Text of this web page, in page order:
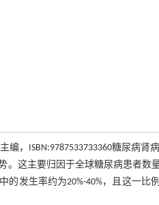
，ISBN:9787533733360糖尿病肾
这主要归因于全球糖尿病患者数
发生率约为20%-40%，且这一